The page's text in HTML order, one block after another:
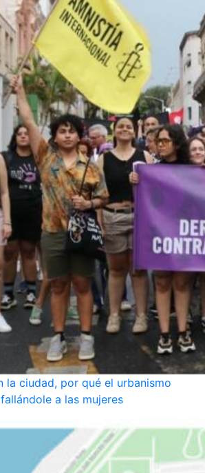
la ciudad, por qué el urbanismo
a las mujeres